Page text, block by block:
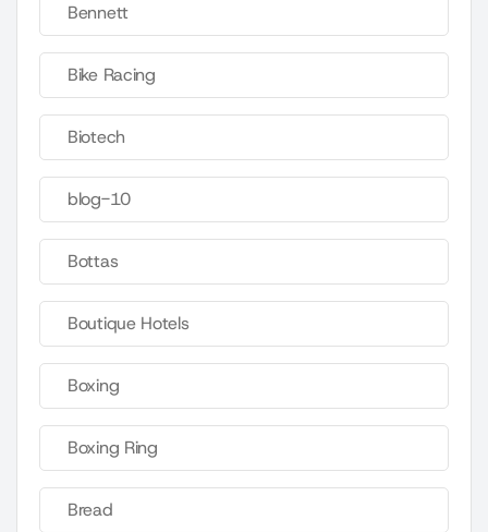
Bennett
Bike Racing
Biotech
blog-10
Bottas
Boutique Hotels
Boxing
Boxing Ring
Bread